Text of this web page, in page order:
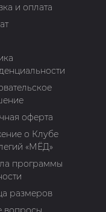
и оплата
оферта
о Клубе
«МЁД»
программы
размеров